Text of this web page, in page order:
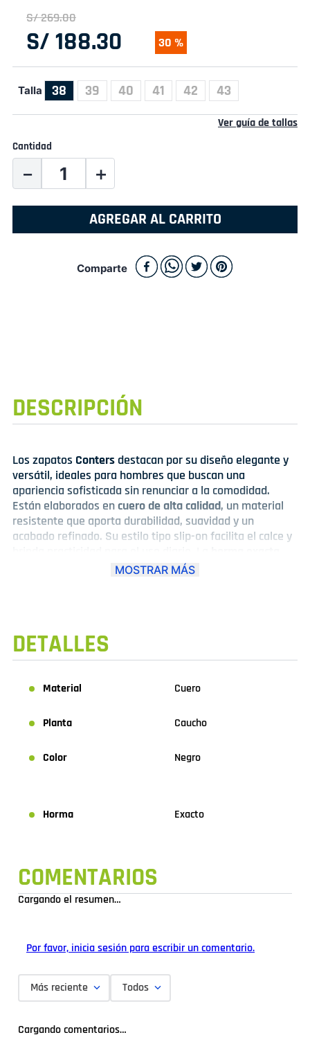
S/269.00
S/ 188.30 30 %
Talla 38 39 40 41 42 43
Ver guía de tallas
Cantidad
＋
－
AGREGAR AL CARRITO
Comparte
DESCRIPCIÓN
Los zapatos Conters destacan por su diseño elegante y
versátil, ideales para hombres que buscan una
apariencia sofisticada sin renunciar a la comodidad.
Están elaborados encuero de alta calidad, un material
resistente que aporta durabilidad, suavidad y un
acabado refinado. Su estilo tipo slip-on facilita el calce y
proporciona un ajuste preciso al pie, ofreciendo confort y
compromisos especiales. Disponibles en color negro y
marrón, son un complemento imprescindible para un
MOSTRAR MÁS
DETALLES
Material Cuero
Planta Caucho
Color Negro
Horma Exacto
COMENTARIOS
Cargando el resumen…
Por favor, inicia sesión para escribir un comentario.
Más reciente Todos
Cargando comentarios…